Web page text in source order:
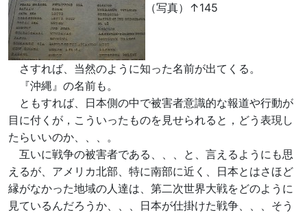
（写真）↑145
さすれば、当然のように知った名前が出てくる。
『沖縄』の名前も。
ともすれば、日本側の中で被害者意識的な報道や行動が
目に付くが，こういったものを見せられると，どう表現し
たらいいのか、、、。
互いに戦争の被害者である、、、と、言えるようにも思
えるが、アメリカ北部、特に南部に近く、日本とはさほど
縁がなかった地域の人達は、第二次世界大戦をどのように
見ているんだろうか、、、日本が仕掛けた戦争、、、そう